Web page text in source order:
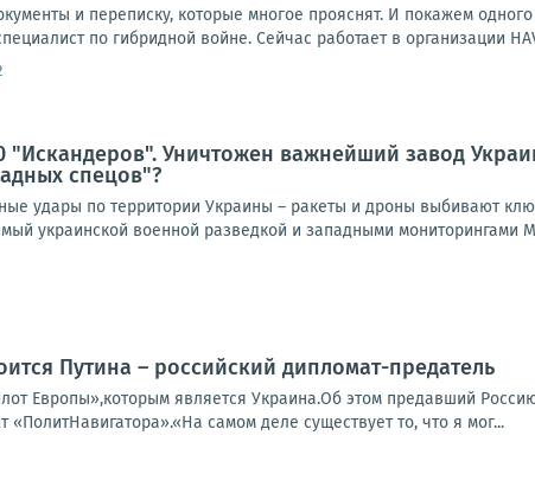
и переписку, которые многое прояснят. И покажем
по гибридной войне. Сейчас работает в организации
"Искандеров". Уничтожен важнейший завод
спецов"?
удары по территории Украины – ракеты и дроны выбивают
украинской военной разведкой и западными мониторингами
Путина – российский дипломат-предатель
Европы»,которым является Украина.Об этом предавший
«ПолитНавигатора».«На самом деле существует то, что я мог...